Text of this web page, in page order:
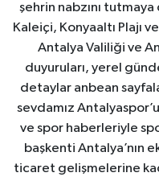
şehrin nabzını
Kaleiçi, Konyaaltı Plajı
Antalya Valiliği ve
duyuruları, yerel
detaylar anbean
sevdamız
ve spor haberleriyle
başkenti Antalya’nın
ticaret gelişmelerine